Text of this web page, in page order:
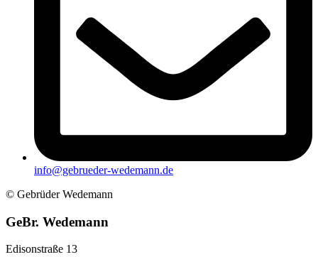
info@gebrueder-wedemann.de
© Gebrüder Wedemann
GeBr. Wedemann
Edisonstraße 13